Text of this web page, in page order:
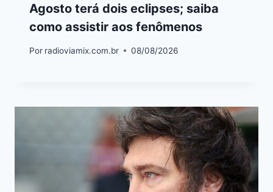
Agosto terá dois eclipses; saiba
como assistir aos fenômenos
Por radioviamix.com.br 08/08/2026